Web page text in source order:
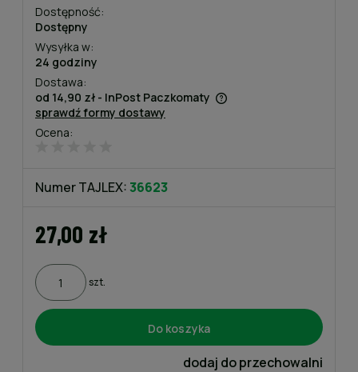
Ocena:
Dostępność:
Dostępny
Wysyłka w:
24 godziny
Dostawa:
od 14,90 zł - InPost Paczkomaty
Cena nie zawiera ewentualnych kosztów płatności
sprawdź formy dostawy
Numer TAJLEX:36623
27,00 zł
szt.
Do koszyka
dodaj do przechowalni